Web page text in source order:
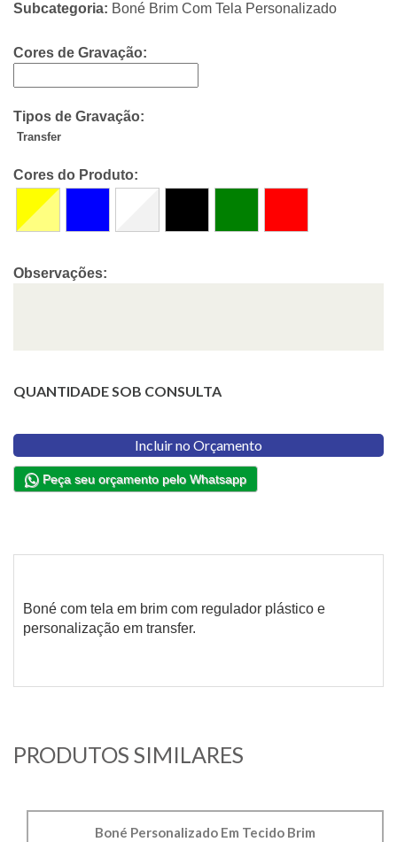
Subcategoria: Boné Brim Com Tela Personalizado
Cores de Gravação:
Tipos de Gravação:
Transfer
Cores do Produto:
Observações:
QUANTIDADE SOB CONSULTA
Incluir no Orçamento
Peça seu orçamento pelo Whatsapp
Boné com tela em brim com regulador plástico e
personalização em transfer.
PRODUTOS SIMILARES
Boné Personalizado Em Tecido Brim